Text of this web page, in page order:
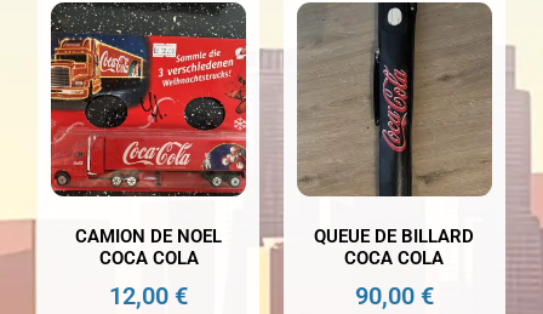
CAMION DE NOEL
COCA COLA
12,00€
QUEUE DE BILLARD
COCA COLA
90,00 €